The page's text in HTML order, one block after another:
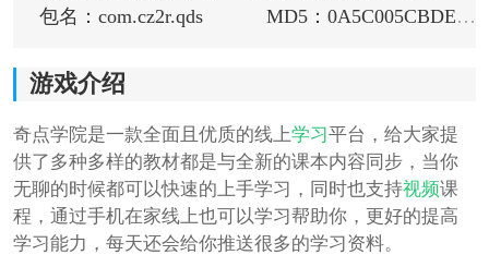
包名：com.cz2r.qds
MD5：0A5C005CBDE6CA8796C939A5633A2A3B
游戏介绍
奇点学院是一款全面且优质的线上学习平台，给大家提
供了多种多样的教材都是与全新的课本内容同步，当你
无聊的时候都可以快速的上手学习，同时也支持视频课
程，通过手机在家线上也可以学习帮助你，更好的提高
学习能力，每天还会给你推送很多的学习资料。